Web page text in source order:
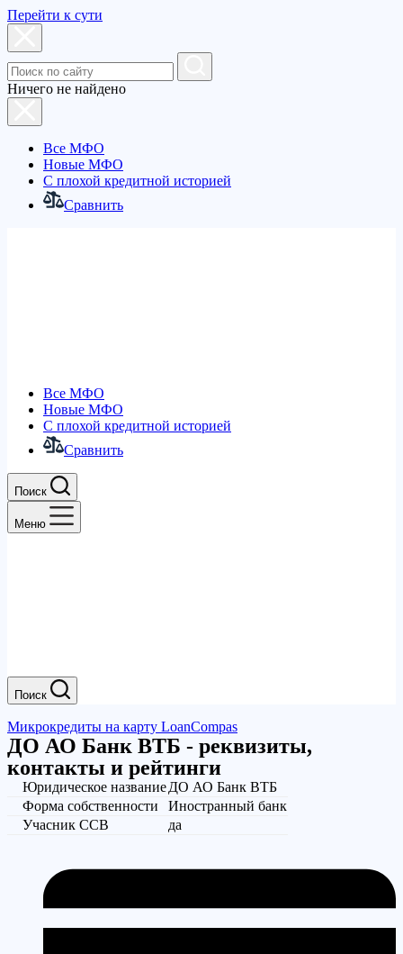
Перейти к сути
Ничего не найдено
Все МФО
Новые МФО
С плохой кредитной историей
Сравнить
Все МФО
Новые МФО
С плохой кредитной историей
Сравнить
Поиск
Меню
Поиск
Микрокредиты на карту LoanCompas
ДО АО Банк ВТБ - реквизиты,
контакты и рейтинги
Юридическое названиеДО АО Банк ВТБ
Форма собственности
Иностранный банк
Учасник ССВ
да